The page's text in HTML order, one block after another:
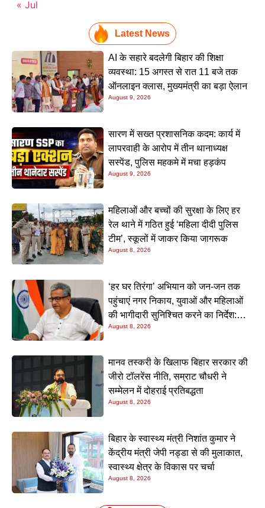
« Jul
Latest News
AI के सहारे बदलेगी बिहार की शिक्षा
व्यवस्था: 15 अगस्त से रात 11 बजे तक
ऑनलाइन क्लास, मुख्यमंत्री का बड़ा ऐलान
August 9, 2026
सारण में सख्त प्रशासनिक कदम: कार्य में
लापरवाही के आरोप में तीन थानाध्यक्ष
सस्पेंड, पुलिस महकमे में मचा हड़कंप
August 9, 2026
महिलाओं और बच्चों की सुरक्षा के लिए हर
रेल थाने में गठित हुई ‘महिला दीदी पुलिस
टीम’, स्कूलों में जाकर किया जागरूक
August 8, 2026
‘हर घर तिरंगा’ अभियान को जन-जन तक
पहुंचाएं नगर निकाय, युवाओं और महिलाओं
की भागीदारी सुनिश्चित करने का निर्देश:
नीतीश मिश्रा
August 8, 2026
मानव तस्करी के खिलाफ बिहार सरकार की
जीरो टॉलरेंस नीति, सम्राट चौधरी ने
सम्मेलन में दोहराई प्रतिबद्धता
August 8, 2026
बिहार के स्वास्थ्य मंत्री निशांत कुमार ने
केंद्रीय मंत्री जेपी नड्डा से की मुलाकात,
स्वास्थ्य क्षेत्र के विकास पर चर्चा
August 8, 2026